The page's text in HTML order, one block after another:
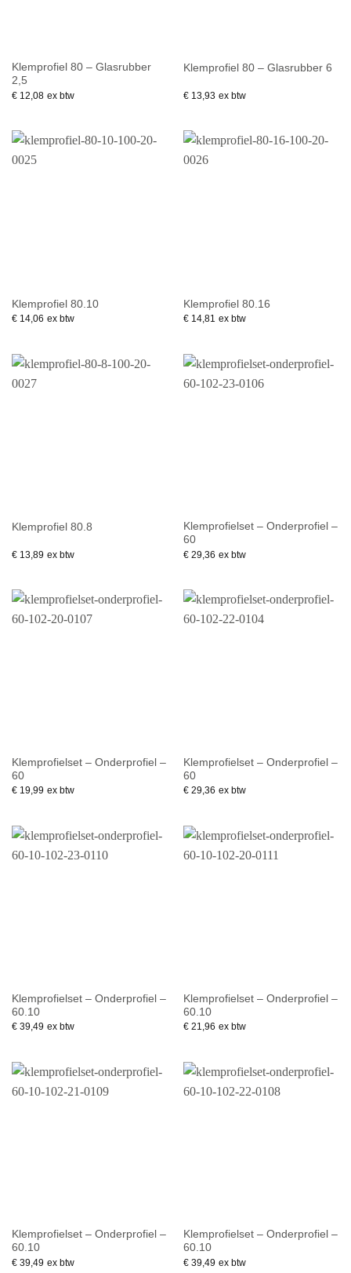
Klemprofiel 80 – Glasrubber
2,5
€12,08 ex btw
Klemprofiel 80 – Glasrubber 6
€13,93 ex btw
Klemprofiel 80.10
€14,06 ex btw
Klemprofiel 80.16
€14,81 ex btw
Klemprofiel 80.8
€13,89 ex btw
Klemprofielset – Onderprofiel –
60
€29,36 ex btw
Klemprofielset – Onderprofiel –
60
€19,99 ex btw
Klemprofielset – Onderprofiel –
60
€29,36 ex btw
Klemprofielset – Onderprofiel –
60.10
€39,49 ex btw
Klemprofielset – Onderprofiel –
60.10
€21,96 ex btw
Klemprofielset – Onderprofiel –
60.10
€39,49 ex btw
Klemprofielset – Onderprofiel –
60.10
€39,49 ex btw